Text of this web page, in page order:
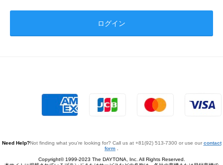
Need Help?Not finding what you're looking for? Call us at +81(92) 513-7300 or use our contact
form .
Copyright© 1999-2023 The DAYTONA, Inc. All Rights Reserved.